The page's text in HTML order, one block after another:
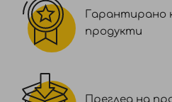
Гарантирано
продукти
Преглед на